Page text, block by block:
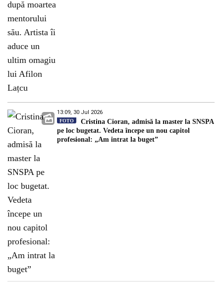
13:09, 30 Jul 2026
FOTO
Cristina Cioran, admisă la master la SNSPA
pe loc bugetat. Vedeta începe un nou capitol
profesional: „Am intrat la buget”